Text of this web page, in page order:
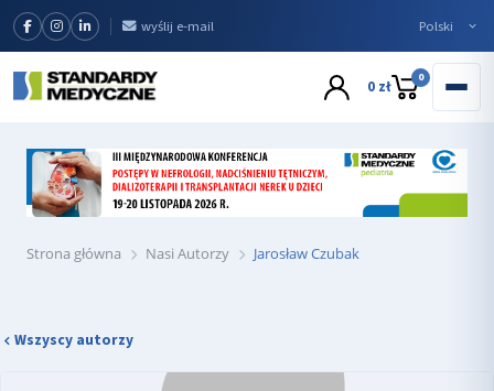
wyślij e-mail
0 zł 0
Strona główna Nasi Autorzy Jarosław Czubak
Wszyscy autorzy